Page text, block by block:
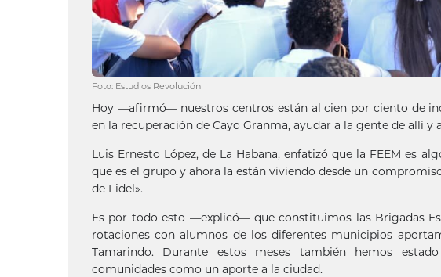
Foto: Estudios Revolución
Hoy —afirmó— nuestros centros están al cien por ciento de
en la recuperación de Cayo Granma, ayudar a la gente de allí y
Luis Ernesto López, de La Habana, enfatizó que la FEEM es
que es el grupo y ahora la están viviendo desde un
de Fidel».
Es por todo esto —explicó— que constituimos las Brigadas
rotaciones con alumnos de los diferentes municipios
Tamarindo. Durante estos meses también hemos
comunidades como un aporte a la ciudad.